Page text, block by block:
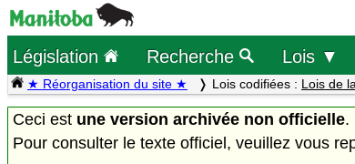
Législation Recherche Lois ▼
★ Réorganisation du site ★ Lois codifiées : Lois de
Ceci est une version archivée non officielle.
Pour consulter le texte officiel, veuillez vous